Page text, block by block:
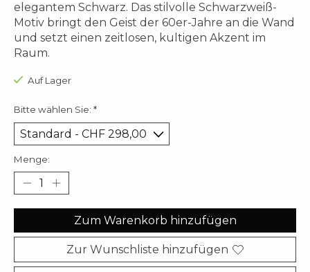
elegantem Schwarz. Das stilvolle Schwarzweiß-
Motiv bringt den Geist der 60er-Jahre an die Wand
und setzt einen zeitlosen, kultigen Akzent im
Raum.
Auf Lager
Bitte wählen Sie: *
Menge:
Zum Warenkorb hinzufügen
Zur Wunschliste hinzufügen